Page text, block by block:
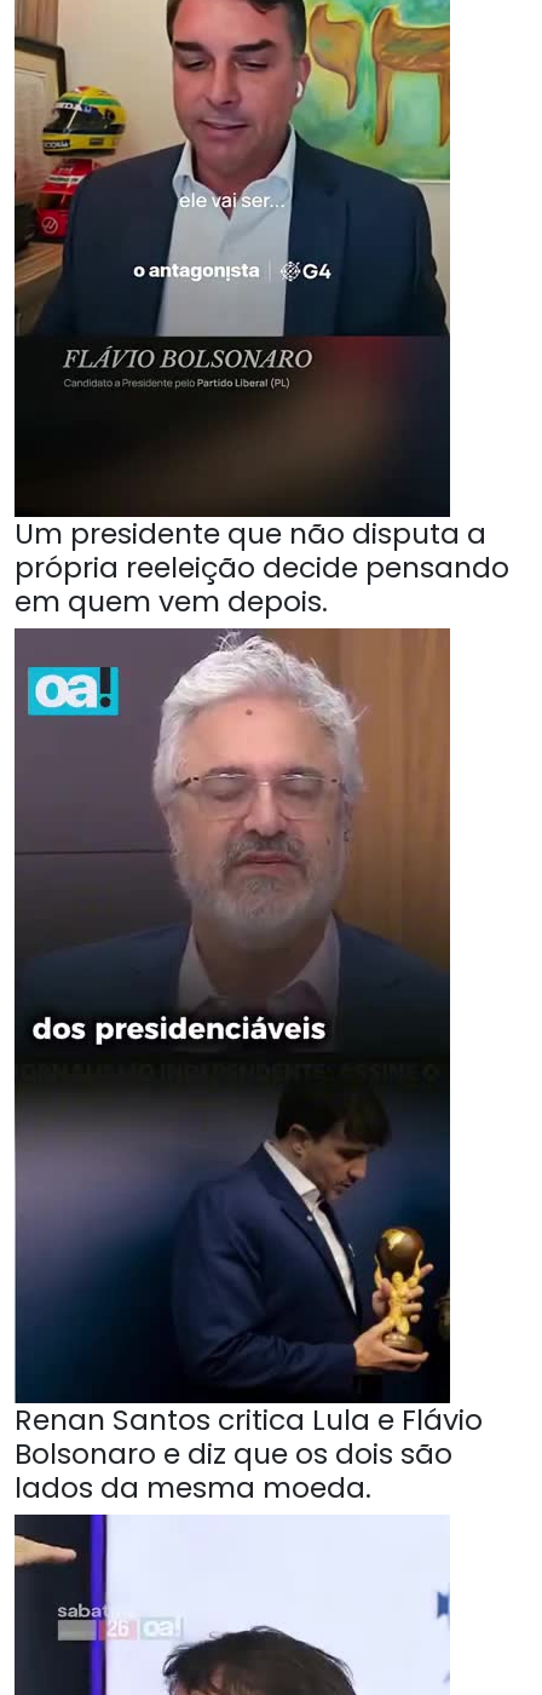
Um presidente que não disputa a
própria reeleição decide pensando
em quem vem depois.
Renan Santos critica Lula e Flávio
Bolsonaro e diz que os dois são
lados da mesma moeda.